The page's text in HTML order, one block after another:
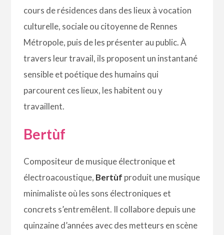
cours de résidences dans des lieux à vocation
culturelle, sociale ou citoyenne de Rennes
Métropole, puis de les présenter au public. À
travers leur travail, ils proposent un instantané
sensible et poétique des humains qui
parcourent ces lieux, les habitent ou y
travaillent.
Bertùf
Compositeur de musique électronique et
électroacoustique, Bertùf produit une musique
minimaliste où les sons électroniques et
concrets s’entremêlent. Il collabore depuis une
quinzaine d’années avec des metteurs en scène